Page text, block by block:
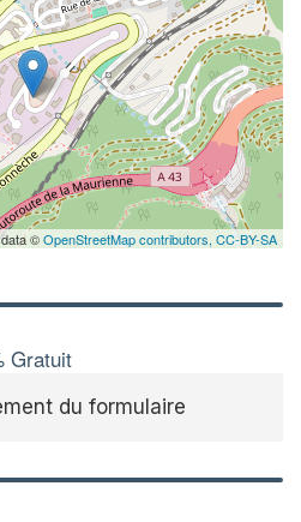
©OpenStreetMap contributors, CC-BY-SA
Gratuit
du formulaire